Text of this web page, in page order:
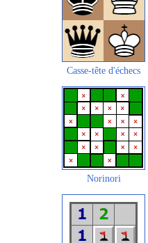
Casse-tête d'échecs
Norinori